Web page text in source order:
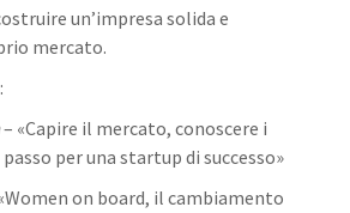
un’impresa solida e
mercato.
– «Capire il mercato, conoscere i
per una startup di successo»
on board, il cambiamento